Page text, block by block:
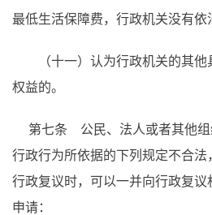
最低生活保障费，行政机关没有依
（十一）认为行政机关的其他
权益的。
第七条 公民、法人或者其他组
行政行为所依据的下列规定不合
行政复议时，可以一并向行政复
申请：